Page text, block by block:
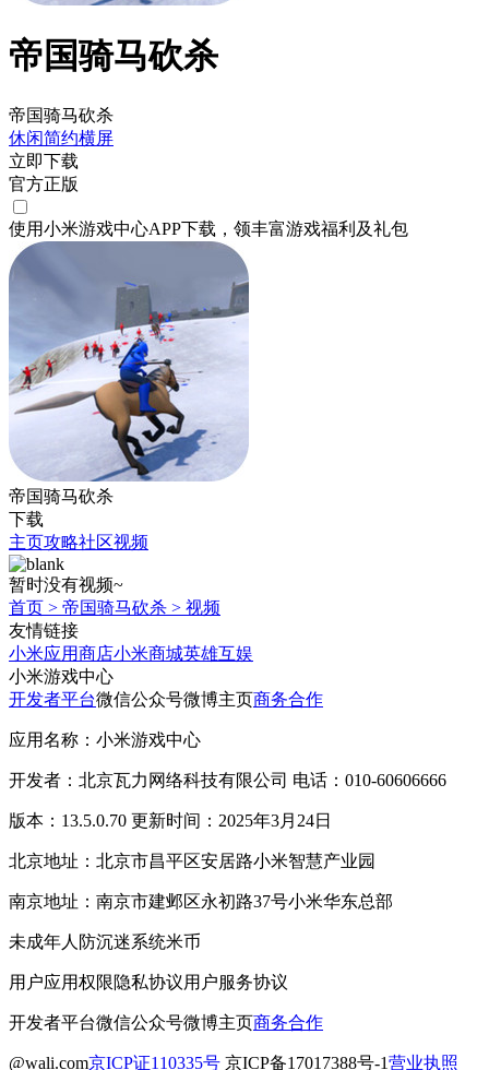
帝国骑马砍杀
帝国骑马砍杀
休闲简约横屏
立即下载
官方正版
使用小米游戏中心APP下载 ，领丰富游戏福利 及礼包
帝国骑马砍杀
下载
主页攻略社区视频
暂时没有视频~
首页 > 帝国骑马砍杀 > 视频
友情链接
小米应用商店小米商城英雄互娱
小米游戏中心
开发者平台微信公众号微博主页商务合作
应用名称：小米游戏中心
开发者：北京瓦力网络科技有限公司 电话：010-60606666
版本：13.5.0.70 更新时间：2025年3月24日
北京地址：北京市昌平区安居路小米智慧产业园
南京地址：南京市建邺区永初路37号小米华东总部
未成年人防沉迷系统米币
用户应用权限隐私协议用户服务协议
开发者平台微信公众号微博主页商务合作
@wali.com京ICP证110335号 京ICP备17017388号-1营业执照